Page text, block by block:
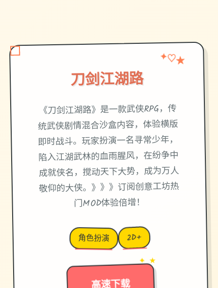
刀剑江湖路
✦♡
★
《刀剑江湖路》是一款武侠RPG，传
统武侠剧情混合沙盒内容，体验横版
即时战斗。玩家扮演一名寻常少年，
陷入江湖武林的血雨腥风，在纷争中
成就侠名，搅动天下大势，成为万人
敬仰的大侠。》》》订阅创意工坊热
门MOD体验倍增！
角色扮演 2D+
→
✦ ★